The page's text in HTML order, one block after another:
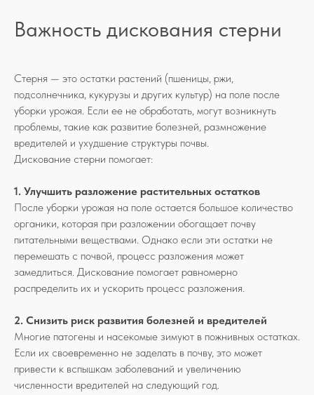
Важность дискования стерни
Стерня — это остатки растений (пшеницы, ржи,
подсолнечника, кукурузы и других культур) на поле после
уборки урожая. Если ее не обработать, могут возникнуть
проблемы, такие как развитие болезней, размножение
вредителей и ухудшение структуры почвы.
Дискование стерни помогает:
1. Улучшить разложение растительных остатков
После уборки урожая на поле остается большое количество
органики, которая при разложении обогащает почву
питательными веществами. Однако если эти остатки не
перемешать с почвой, процесс разложения может
замедлиться. Дискование помогает равномерно
распределить их и ускорить процесс разложения.
2. Снизить риск развития болезней и вредителей
Многие патогены и насекомые зимуют в пожнивных остатках.
Если их своевременно не заделать в почву, это может
привести к вспышкам заболеваний и увеличению
численности вредителей на следующий год.